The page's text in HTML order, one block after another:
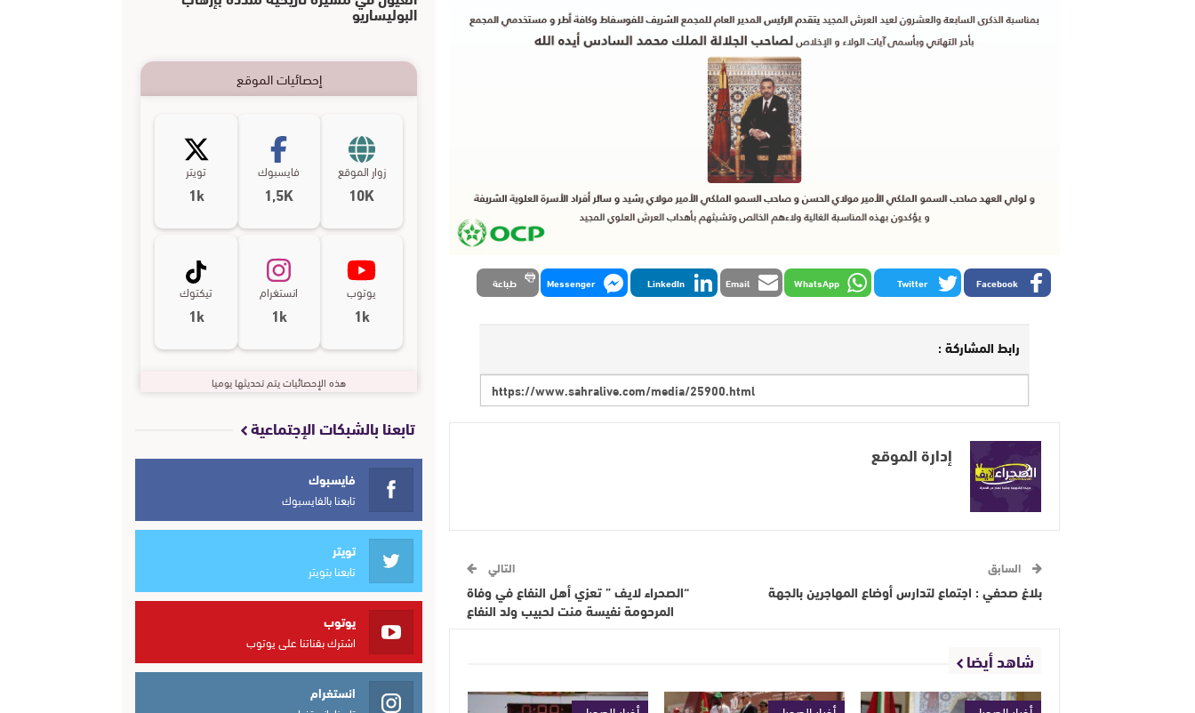
Facebook
Twitter
WhatsApp
Email
LinkedIn
Messenger طباعة
رابط المشاركة :
إدارة الموقع
السابق
بلاغ صحفي : اجتماع لتدارس أوضاع المهاجرين بالجهة
التالي
“الصحراء لايف ” تعزي أهل النفاع في وفاة
المرحومة نفيسة منت لحبيب ولد النفاع‎
شاهد أيضا
البوليساريو
إحصائيات الموقع
زوار الموقع
10K
فايسبوك
1,5K
تويتر
1k
يوتوب
1k
انستغرام
1k
تيكتوك
1k
هذه الإحصائيات يتم تحديثها يوميا
تابعنا بالشبكات الإجتماعية
فايسبوك
تابعنا بالفايسبوك
تويتر
تابعنا بتويتر
يوتوب
اشترك بقناتنا على يوتوب
انستغرام